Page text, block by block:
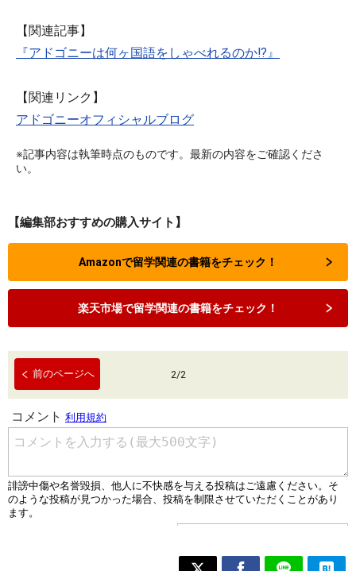
【関連記事】
『アドゴニーは何ヶ国語をしゃべれるのか!?』
【関連リンク】
アドゴニーオフィシャルブログ
※記事内容は執筆時点のものです。最新の内容をご確認くださ
い。
【編集部おすすめの購入サイト】
Amazonで留学関連の書籍をチェック！
楽天市場で留学関連の書籍をチェック！
前のページへ 2/2